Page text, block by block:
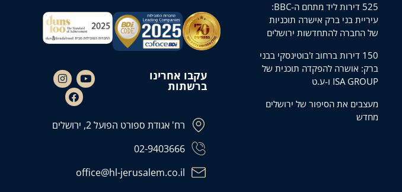
525 דירות ליד מתחם ה-BBC:
עיריית בני ברק אישרה תוכניות
של החברה להתחדשות ירושלים
150 דירות ברחוב ז'בוטינסקי בבני
ברק: אושרה להפקדה תוכנית של
ISA GROUP ו-ע.ט
מעצבים את הסיפור של ירושלים
מחדש
עקבו אחרינו
ברשתות
רח' אגודת ספורט הפועל 2, ירושלים
02-9403666
office@hl-jerusalem.co.il